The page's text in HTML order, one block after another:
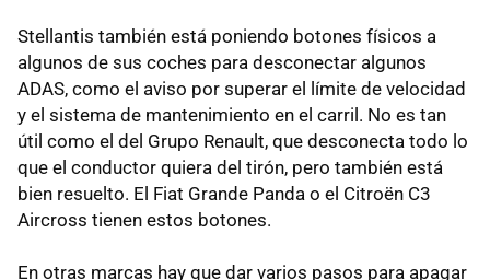
Stellantis también está poniendo botones físicos a
algunos de sus coches para desconectar algunos
ADAS, como el aviso por superar el límite de velocidad
y el sistema de mantenimiento en el carril. No es tan
útil como el del Grupo Renault, que desconecta todo lo
que el conductor quiera del tirón, pero también está
bien resuelto. El Fiat Grande Panda o el Citroën C3
Aircross tienen estos botones.
En otras marcas hay que dar varios pasos para apagar